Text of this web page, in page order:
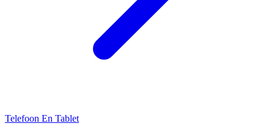
Telefoon En Tablet